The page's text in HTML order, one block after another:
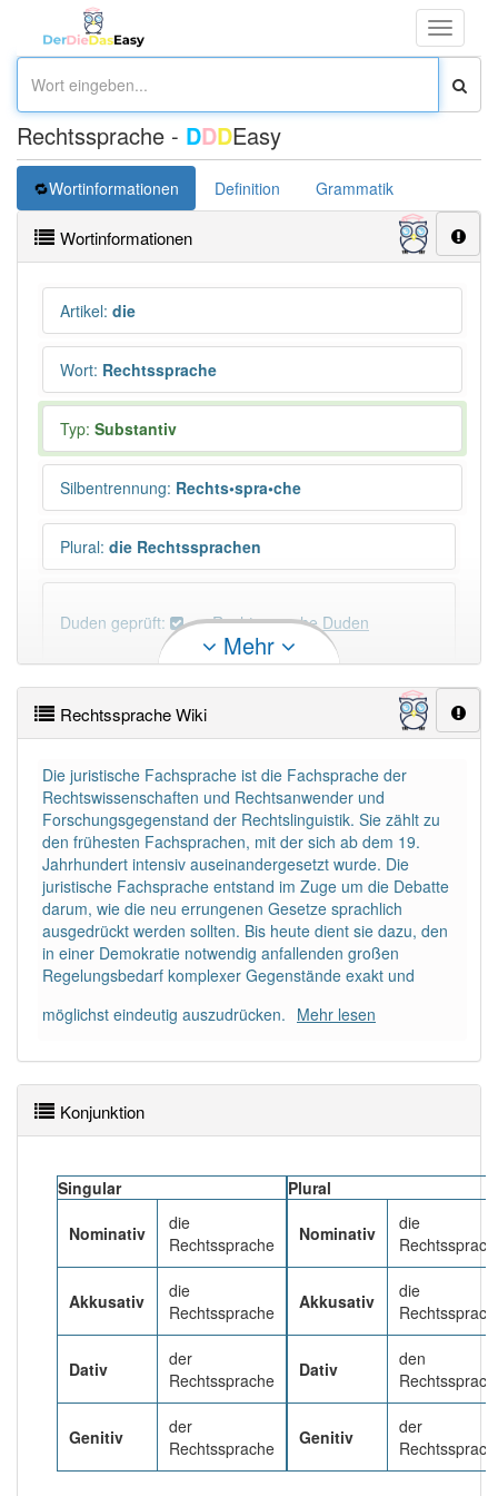
Toggle
Rechtssprache - DDDEasy
Wortinformationen Definition Grammatik
Wortinformationen
Artikel: die
Wort: Rechtssprache
Typ: Substantiv
Silbentrennung: Rechts•spra•che
Plural: die Rechtssprachen
Duden geprüft: Rechtssprache Duden
PowerIndex:3
Häufigkeit: 2 von 10
Wörter mit Endung-rechtssprache: 1
Wörter mit Endung-rechtsspracheaber mit einem
anderen Artikeldie: 0
Sprachwissenschaft
95% unserer Spielapp-Nutzer haben den Artikel
korrekt erraten.
Mehr
Rechtssprache Wiki
Die juristische Fachsprache ist die Fachsprache der
Rechtswissenschaften und Rechtsanwender und
Forschungsgegenstand der Rechtslinguistik. Sie zählt zu
den frühesten Fachsprachen, mit der sich ab dem 19.
Jahrhundert intensiv auseinandergesetzt wurde. Die
juristische Fachsprache entstand im Zuge um die Debatte
darum, wie die neu errungenen Gesetze sprachlich
ausgedrückt werden sollten. Bis heute dient sie dazu, den
in einer Demokratie notwendig anfallenden großen
Regelungsbedarf komplexer Gegenstände exakt und
möglichst eindeutig auszudrücken. Mehr lesen
Konjunktion
Singular
Nominativ
die
Rechtssprache
Akkusativ
die
Rechtssprache
Dativ
der
Rechtssprache
Genitiv
der
Rechtssprache
Plural
Nominativ
die
Akkusativ
die
Dativ
den
Genitiv
der